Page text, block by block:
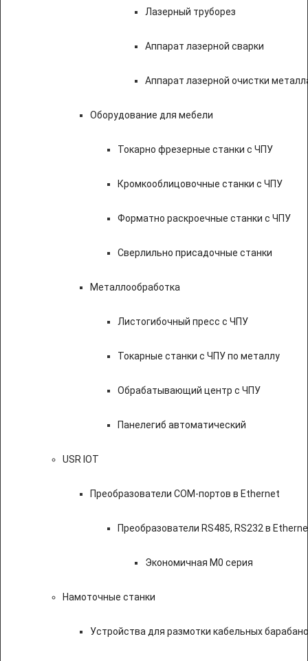
Лазерный труборез
Аппарат лазерной сварки
Аппарат лазерной очистки
Оборудование для мебели
Токарно фрезерные станки с ЧПУ
Кромкооблицовочные станки с ЧПУ
Форматно раскроечные станки с ЧПУ
Сверлильно присадочные станки
Металлообработка
Листогибочный пресс с ЧПУ
Токарные станки с ЧПУ по металлу
Обрабатывающий центр с ЧПУ
Панелегиб автоматический
USR IOT
Преобразователи COM-портов в Ethernet
Преобразователи RS485, RS232 в
Экономичная M0 серия
Намоточные станки
Устройства для размотки кабельных